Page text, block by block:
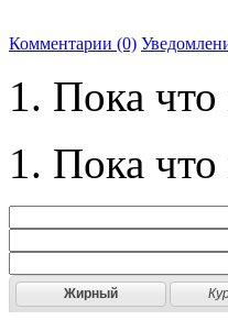
Комментарии (0)
Пока что
Пока
Жирный